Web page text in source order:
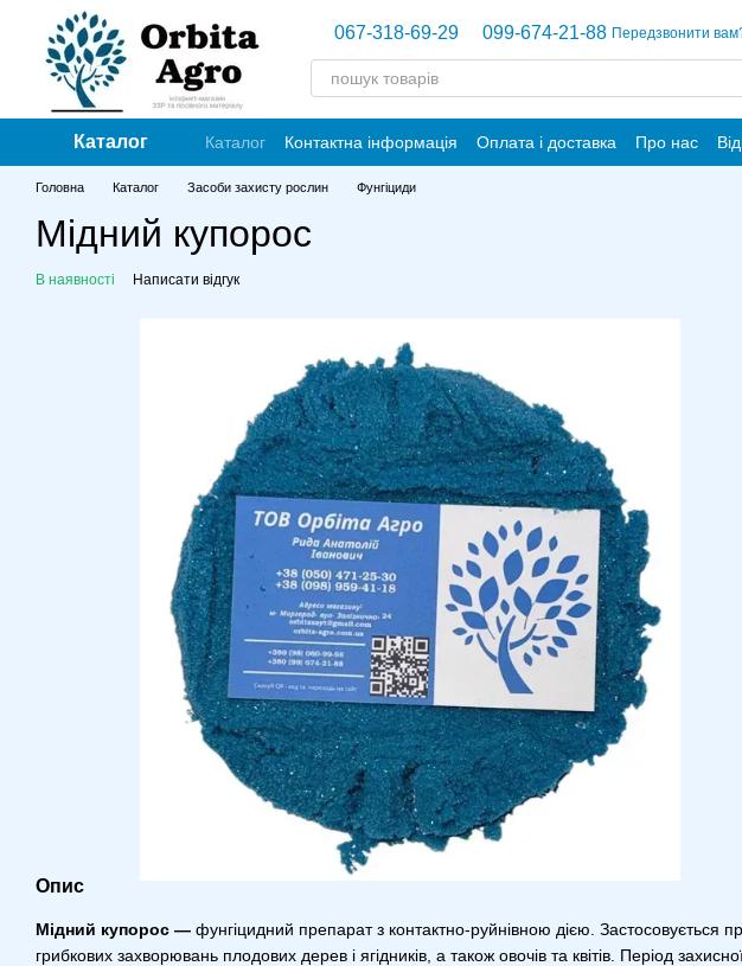
Перейти до основного контенту
067-318-69-29 099-674-21-88 Передзвонити
Каталог Каталог Контактна інформація Оплата і доставка Про нас
Головна Каталог Засоби захисту рослин Фунгіциди
Мідний купорос
В наявності Написати відгук
Опис
Мідний купорос — фунгіцидний препарат з контактно-руйнівною дією. Застосовується
грибкових захворювань плодових дерев і ягідників, а також овочів та квітів. Період захисної